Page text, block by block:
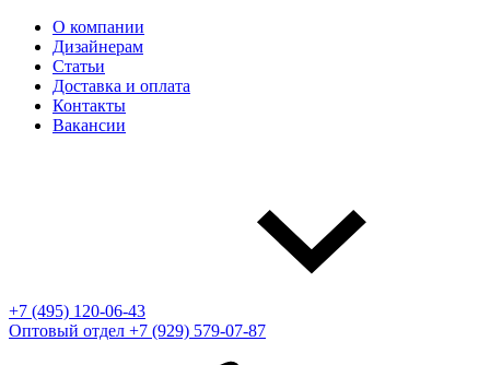
О компании
Дизайнерам
Статьи
Доставка и оплата
Контакты
Вакансии
+7 (495) 120-06-43
Оптовый отдел +7 (929) 579-07-87